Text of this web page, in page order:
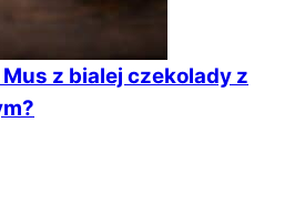
z bialej czekolady z